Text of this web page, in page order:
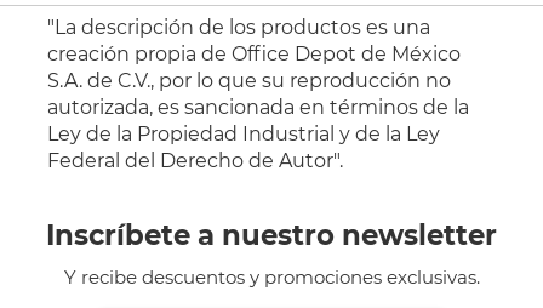
"La descripción de los productos es una
creación propia de Office Depot de México
S.A. de C.V., por lo que su reproducción no
autorizada, es sancionada en términos de la
Ley de la Propiedad Industrial y de la Ley
Federal del Derecho de Autor".
Inscríbete a nuestro newsletter
Y recibe descuentos y promociones exclusivas.